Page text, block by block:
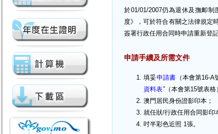
於01/01/2007仍為退休及撫卹
度》，可於符合有關之法律規定
簽署行政任用合同時申請重新登
申請手續及所需文件
填妥申請書 （本會第16-A
資料表”（本會第15號表格
澳門居民身份證影印本；
就任狀/行政任用合同影印
吋半彩色近照 1張。